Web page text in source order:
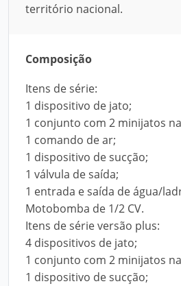
território nacional.
Composição
Itens de série:
1 dispositivo de jato;
1 conjunto com 2 minijatos
1 comando de ar;
1 dispositivo de sucção;
1 válvula de saída;
1 entrada e saída de água/
Motobomba de 1/2 CV.
Itens de série versão plus:
4 dispositivos de jato;
1 conjunto com 2 minijatos
1 dispositivo de sucção;